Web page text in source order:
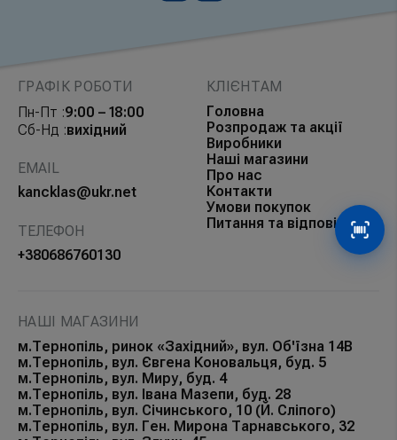
ГРАФІК РОБОТИ
Пн-Пт :9:00 – 18:00
Сб-Нд :вихідний
EMAIL
kancklas@ukr.net
ТЕЛЕФОН
+380686760130
КЛІЄНТАМ
Головна
Розпродаж та акції
Виробники
Наші магазини
Про нас
Контакти
Умови покупок
Питання та відповіді
НАШІ МАГАЗИНИ
м.Тернопіль, ринок «Західний», вул. Об'їзна 14В
м.Тернопіль, вул. Євгена Коновальця, буд. 5
м.Тернопіль, вул. Миру, буд. 4
м.Тернопіль, вул. Івана Мазепи, буд. 28
м.Тернопіль, вул. Січинського, 10 (Й. Сліпого)
м.Тернопіль, вул. Ген. Мирона Тарнавського, 32